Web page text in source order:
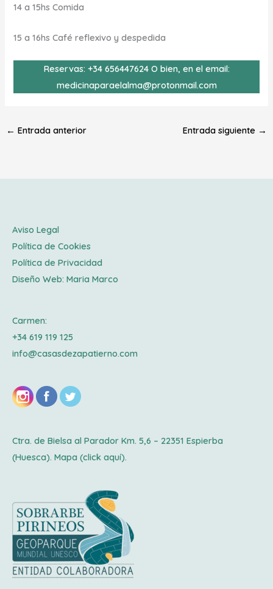
14 a 15hs Comida
15 a 16hs Café reflexivo y despedida
Reservas: +34 656447624 O bien, en el email:
medicinaparaelalma@protonmail.com
← Entrada anterior Entrada siguiente →
Aviso Legal
Política de Cookies
Política de Privacidad
Diseño Web: Maria Marco
Carmen:
+34 619 119 125
info@casasdezapatierno.com
Ctra. de Bielsa al Parador Km. 5,6 – 22351 Espierba
(Huesca). Mapa (click aquí).